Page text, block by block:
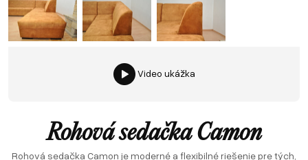
Video ukážka
Rohová sedačka Camon
Rohová sedačka Camon je moderné a flexibilné riešenie pre tých,